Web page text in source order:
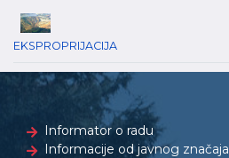
EKSPROPRIJACIJA
Informator o radu
Informacije od javnog značaja